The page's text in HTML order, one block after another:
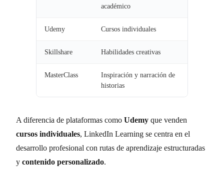
académico
Udemy Cursos individuales
Skillshare Habilidades creativas
MasterClass
Inspiración y narración de
historias
A diferencia de plataformas como Udemy que venden
cursos individuales, LinkedIn Learning se centra en el
desarrollo profesional con rutas de aprendizaje estructuradas
y contenido personalizado.